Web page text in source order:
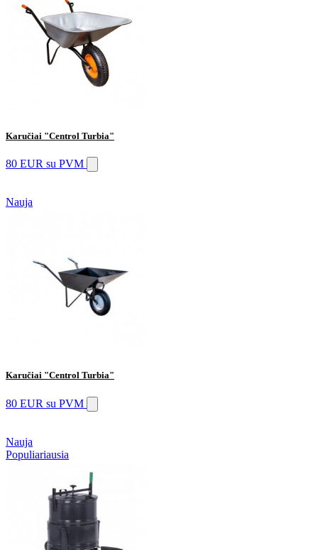
Karučiai "Centrol Turbia"
80 EUR su PVM
Nauja
Karučiai "Centrol Turbia"
80 EUR su PVM
Nauja
Populiariausia